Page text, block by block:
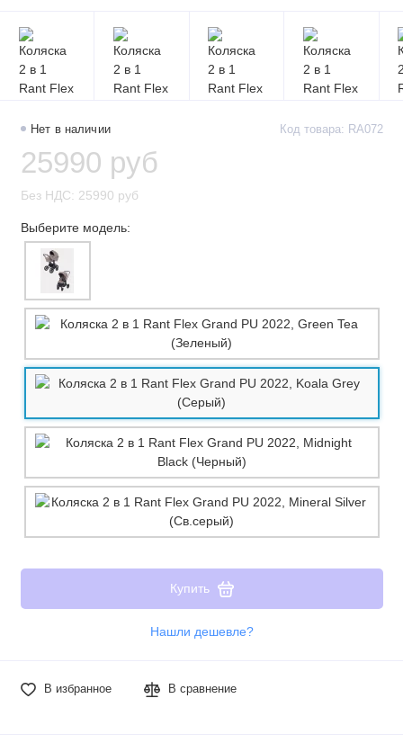
Нет в наличии Код товара: RA072
25990 руб
Без НДС: 25990 руб
Выберите модель:
Купить
Нашли дешевле?
В избранное В сравнение